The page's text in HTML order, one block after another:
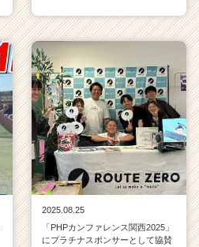
2025.08.25
「PHPカンファレンス関西2025」
にプラチナスポンサーとして協賛